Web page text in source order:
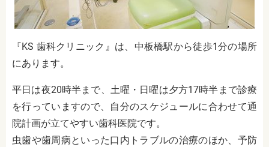
『KS 歯科クリニック』は、中板橋駅から徒歩1分の場所
にあります。
平日は夜20時半まで、土曜・日曜は夕方17時半まで診療
を行っていますので、自分のスケジュールに合わせて通
院計画が立てやすい歯科医院です。
虫歯や歯周病といった口内トラブルの治療のほか、予防